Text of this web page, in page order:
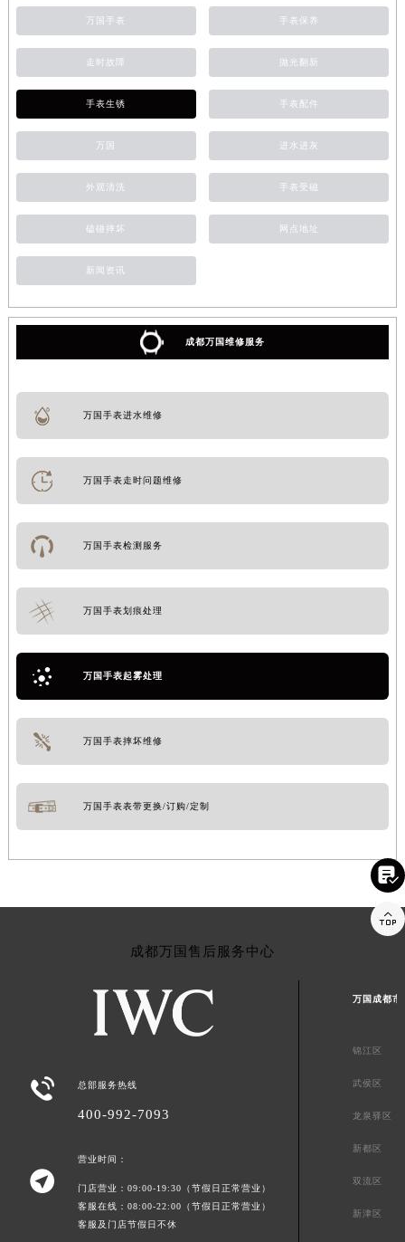
万国手表 手表保养
走时故障 抛光翻新
手表生锈 手表配件
万国 进水进灰
外观清洗 手表受磁
磕碰摔坏 网点地址
新闻资讯
成都万国维修服务
万国手表进水维修
万国手表走时问题维修
万国手表检测服务
万国手表划痕处理
万国手表起雾处理
万国手表摔坏维修
万国手表表带更换/订购/定制
成都万国售后服务中心
 总部服务热线
400-992-7093

营业时间：
门店营业：09:00-19:30（节假日正常营业）
客服在线：08:00-22:00（节假日正常营业）
客服及门店节假日不休
万国成都市
锦江区
武侯区
龙泉驿区
新都区
双流区
新津区

